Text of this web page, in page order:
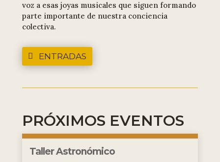
voz a esas joyas musicales que siguen formando
parte importante de nuestra conciencia
colectiva.
ENTRADAS
PRÓXIMOS EVENTOS
Taller Astronómico